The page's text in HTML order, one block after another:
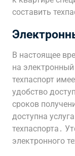
составить
В настоящее
на
техпаспорт
удобство
сроков
доступна
техпаспорта․
электронного